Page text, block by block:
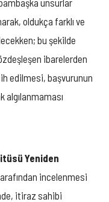
oldukça farklı ve
bu şekilde
ibarelerden
edilmesi, başvurunun
algılanmaması
Yeniden
incelenmesi
itiraz sahibi